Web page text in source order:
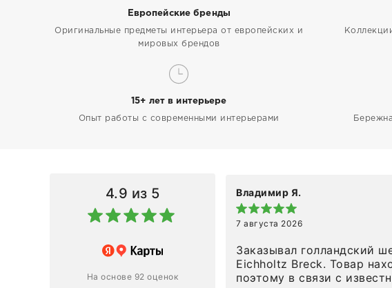
Европейские бренды
Оригинальные предметы интерьера от европейских и
мировых брендов
15+ лет в интерьере
Опыт работы с современными интерьерами
4.9 из 5
На основе 92 оценок
Владимир Я.
7 августа 2026
Заказывал голландский
Eichholtz Breck. Товар
поэтому в связи с